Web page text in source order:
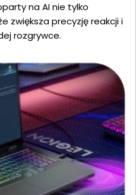
na AI nie tylko
zwiększa precyzję reakcji i
rozgrywce.